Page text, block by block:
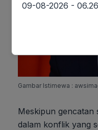
Gambar Istimewa :
Meskipun gencatan
dalam konflik yang
09-08-2026 - 06.26